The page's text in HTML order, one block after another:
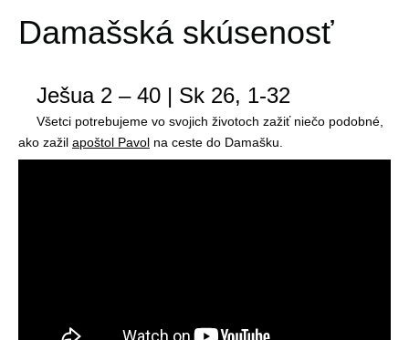
Damašská skúsenosť
Ješua 2 – 40 | Sk 26, 1-32
Všetci potrebujeme vo svojich životoch zažiť niečo podobné,
ako zažil apoštol Pavol na ceste do Damašku.